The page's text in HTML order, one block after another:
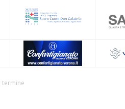
termine